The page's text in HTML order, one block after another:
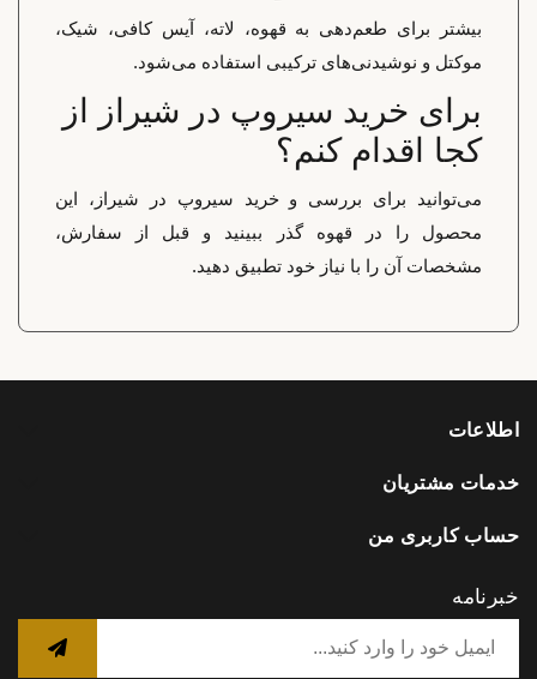
بیشتر برای طعم‌دهی به قهوه، لاته، آیس کافی، شیک،
موکتل و نوشیدنی‌های ترکیبی استفاده می‌شود.
برای خرید سیروپ در شیراز از
کجا اقدام کنم؟
می‌توانید برای بررسی و خرید سیروپ در شیراز، این
محصول را در قهوه گذر ببینید و قبل از سفارش،
مشخصات آن را با نیاز خود تطبیق دهید.
اطلاعات
خدمات مشتریان
حساب کاربری من
خبرنامه